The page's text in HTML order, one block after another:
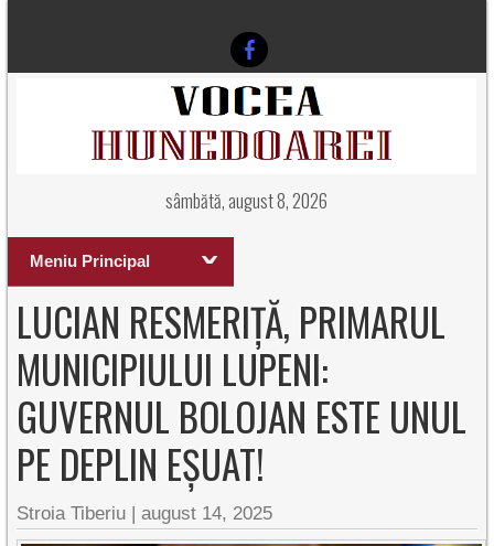
sâmbătă, august 8, 2026
Meniu Principal
LUCIAN RESMERIȚĂ, PRIMARUL
MUNICIPIULUI LUPENI:
GUVERNUL BOLOJAN ESTE UNUL
PE DEPLIN EȘUAT!
Stroia Tiberiu |august 14, 2025